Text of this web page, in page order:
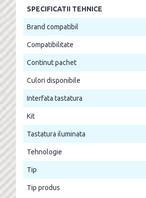
SPECIFICATII TEHNICE
Brand compatibil
Compatibilitate
Continut pachet
Culori disponibile
Interfata tastatura
Kit
Tastatura iluminata
Tehnologie
Tip
Tip produs